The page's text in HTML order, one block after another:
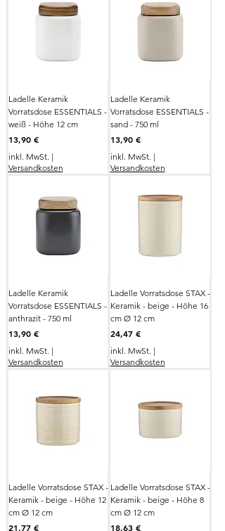
Ladelle Keramik
Vorratsdose ESSENTIALS -
weiß - Höhe 12 cm
Preis
13,90 €
inkl. MwSt. |
Versandkosten
Ladelle Keramik
Vorratsdose ESSENTIALS -
sand - 750 ml
Preis
13,90 €
inkl. MwSt. |
Versandkosten
Ladelle Keramik
Vorratsdose ESSENTIALS -
anthrazit - 750 ml
Preis
13,90 €
inkl. MwSt. |
Versandkosten
Ladelle Vorratsdose STAX -
Keramik - beige - Höhe 16
cm Ø 12 cm
Preis
24,47 €
inkl. MwSt. |
Versandkosten
Ladelle Vorratsdose STAX -
Keramik - beige - Höhe 12
cm Ø 12 cm
Preis
21,77 €
Ladelle Vorratsdose STAX -
Keramik - beige - Höhe 8
cm Ø 12 cm
Preis
18,63 €